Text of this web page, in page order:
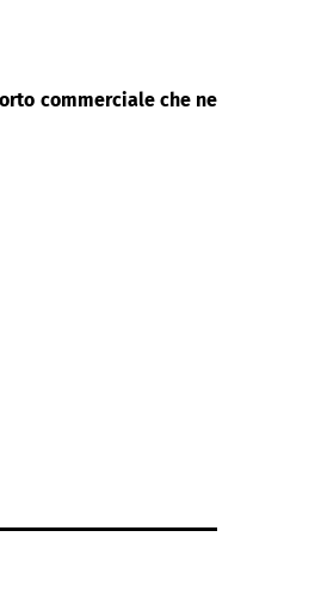
commerciale che ne